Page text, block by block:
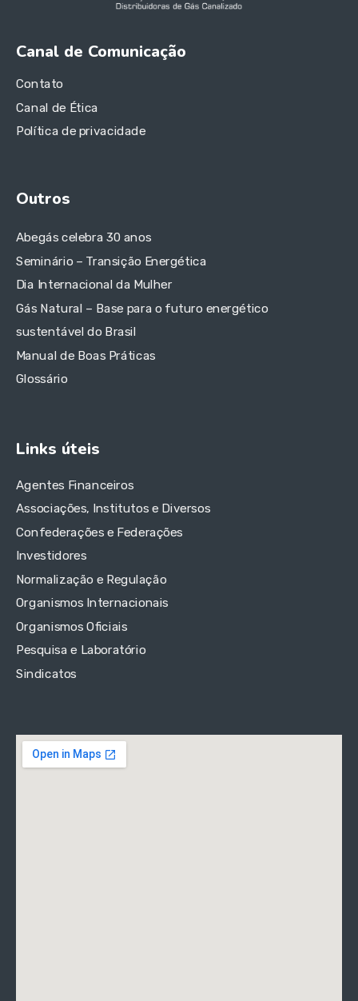
Canal de Comunicação
Contato
Canal de Ética
Política de privacidade
Outros
Abegás celebra 30 anos
Seminário – Transição Energética
Dia Internacional da Mulher
Gás Natural – Base para o futuro energético
sustentável do Brasil
Manual de Boas Práticas
Glossário
Links úteis
Agentes Financeiros
Associações, Institutos e Diversos
Confederações e Federações
Investidores
Normalização e Regulação
Organismos Internacionais
Organismos Oficiais
Pesquisa e Laboratório
Sindicatos